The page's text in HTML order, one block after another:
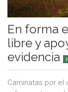
En forma
libre y
evidencia
Caminatas por el